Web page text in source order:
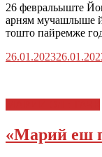
26 февральыште
арням мучашлыше
тошто пайремже
26.01.2023
«Марий еш